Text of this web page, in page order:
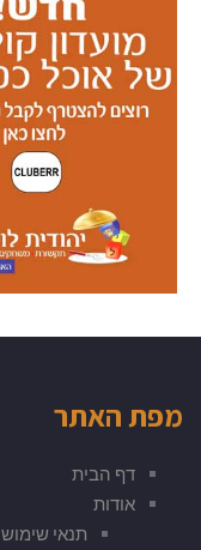
מפת האתר
דף הבית
אודות
תנאי שימוש